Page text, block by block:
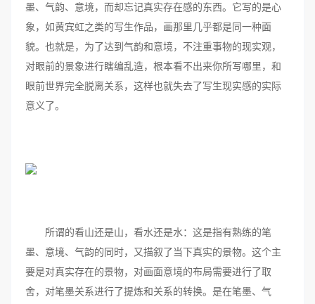
墨、气韵、意境，而却忘记真实存在感的东西。它写的是心
象，如黄宾虹之类的写生作品，画那里几乎都是同一种面
貌。也就是，为了达到气韵和意境，不注重事物的现实观，
对眼前的景象进行瞎编乱造，根本看不出来你所写哪里，和
眼前世界完全脱离关系，这样也就失去了写生现实感的实际
意义了。
所谓的看山还是山，看水还是水：这是指有熟练的笔
墨、意境、气韵的同时，又描叙了当下真实的景物。这个主
要是对真实存在的景物，对画面意境的布局需要进行了取
舍，对笔墨关系进行了提炼和关系的转换。是在笔墨、气